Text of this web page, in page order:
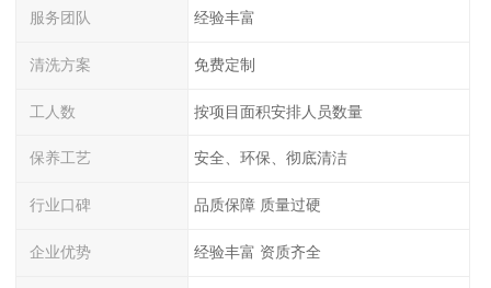
服务团队 经验丰富
清洗方案 免费定制
工人数 按项目面积安排人员数量
保养工艺 安全、环保、彻底清洁
行业口碑 品质保障 质量过硬
企业优势 经验丰富 资质齐全